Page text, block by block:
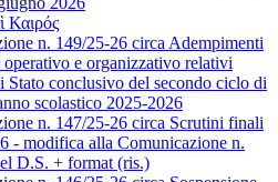
Καιρός
n. 149/25-26 circa Adempimenti
operativo e organizzativo relativi
Stato conclusivo del secondo ciclo di
scolastico 2025-2026
n. 147/25-26 circa Scrutini finali
- modifica alla Comunicazione n.
D.S. + format (ris.)